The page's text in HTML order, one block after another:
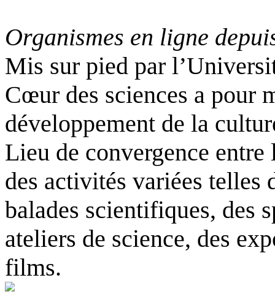
Organismes en ligne
Mis sur pied par
Cœur des sciences a pour
développement de la
Lieu de convergence
des activités variées telles
balades scientifiques, des
ateliers de science, des
films.